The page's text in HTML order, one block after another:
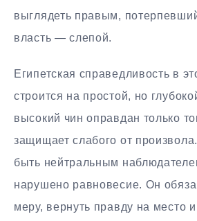
выглядеть правым,
власть — слепой.
Египетская справедливость в
строится на простой, но
высокий чин оправдан только
защищает слабого от
быть нейтральным
нарушено равновесие. Он
меру, вернуть правду на место